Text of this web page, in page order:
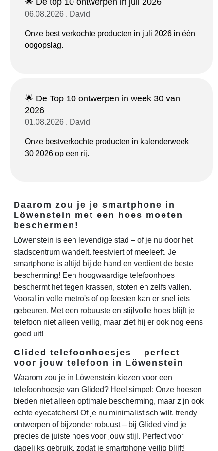
06.08.2026 . David
Onze best verkochte producten in juli 2026 in één
oogopslag.
🌟 De Top 10 ontwerpen in week 30 van
2026
01.08.2026 . David
Onze bestverkochte producten in kalenderweek
30 2026 op een rij.
Daarom zou je je smartphone in
Löwenstein met een hoes moeten
beschermen!
Löwenstein is een levendige stad – of je nu door het
stadscentrum wandelt, feestviert of meeleeft. Je
smartphone is altijd bij de hand en verdient de beste
bescherming! Een hoogwaardige telefoonhoes
beschermt het tegen krassen, stoten en zelfs vallen.
Vooral in volle metro's of op feesten kan er snel iets
gebeuren. Met een robuuste en stijlvolle hoes blijft je
telefoon niet alleen veilig, maar ziet hij er ook nog eens
goed uit!
Glided telefoonhoesjes – perfect
voor jouw telefoon in Löwenstein
Waarom zou je in Löwenstein kiezen voor een
telefoonhoesje van Glided? Heel simpel: Onze hoesen
bieden niet alleen optimale bescherming, maar zijn ook
echte eyecatchers! Of je nu minimalistisch wilt, trendy
ontwerpen of bijzonder robuust – bij Glided vind je
precies de juiste hoes voor jouw stijl. Perfect voor
dagelijks gebruik, zodat je smartphone veilig blijft!